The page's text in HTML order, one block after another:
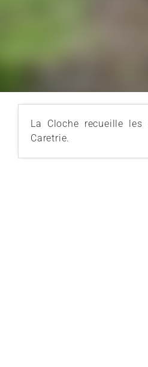
La Cloche recueille
Caretrie.